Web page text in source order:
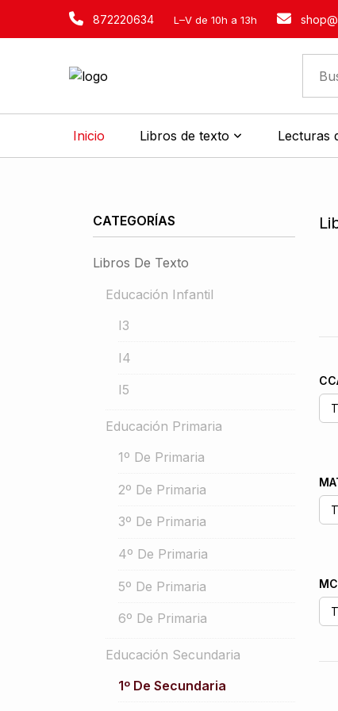
872220634 L–V de 10h a 13h
Inicio Libros de texto Lecturas
CATEGORÍAS
Libros De Texto
Educación Infantil
I3
I4
I5
Educación Primaria
1º De Primaria
2º De Primaria
3º De Primaria
4º De Primaria
5º De Primaria
6º De Primaria
Educación Secundaria
1º De Secundaria